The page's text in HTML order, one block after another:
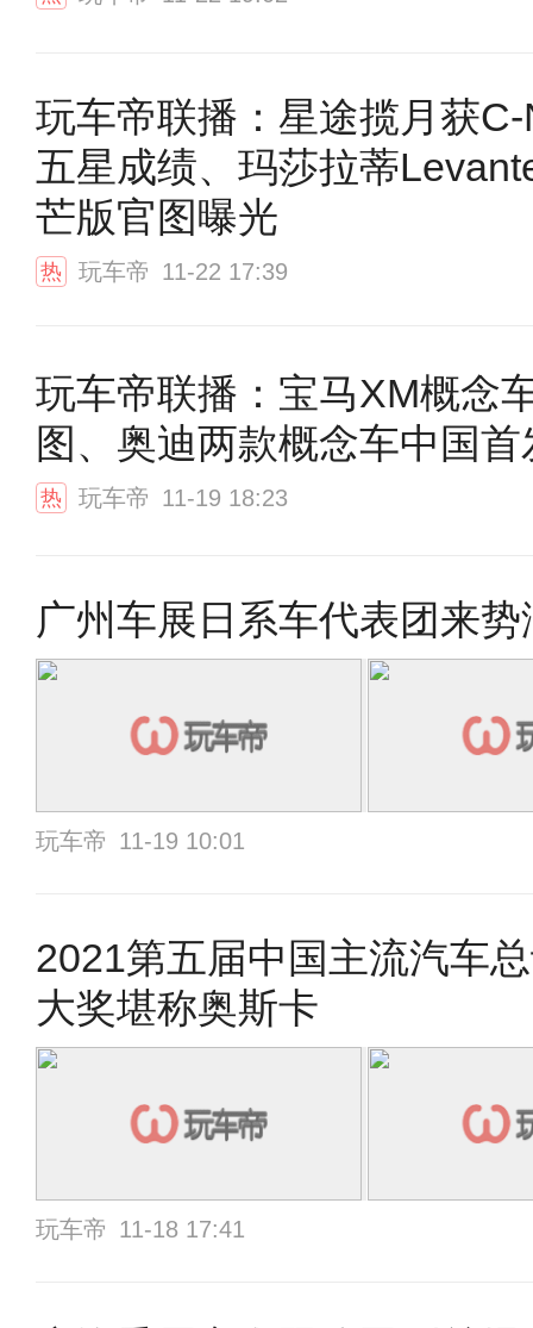
玩车帝联播：星途揽月获
五星成绩、玛莎拉蒂
芒版官图曝光
热 玩车帝 11-22 17:39
玩车帝联播：宝马XM概念
图、奥迪两款概念车中国首
热 玩车帝 11-19 18:23
广州车展日系车代表团来
玩车帝 11-19 10:01
2021第五届中国主流汽车
大奖堪称奥斯卡
玩车帝 11-18 17:41